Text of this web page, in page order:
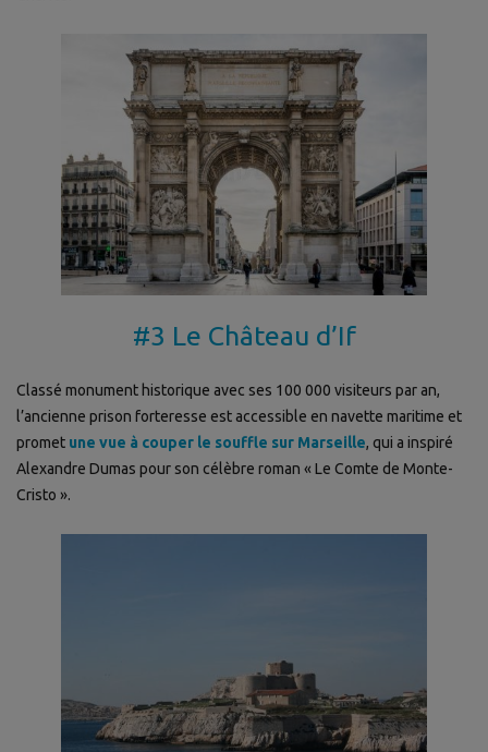
#3 Le Château d’If
Classé monument historique avec ses 100 000 visiteurs par an,
l’ancienne prison forteresse est accessible en navette maritime et
promet une vue à couper le souffle sur Marseille, qui a inspiré
Alexandre Dumas pour son célèbre roman « Le Comte de Monte-
Cristo ».